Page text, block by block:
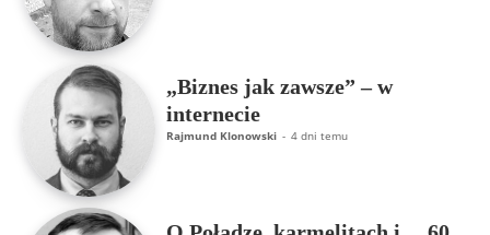
„Biznes jak zawsze” – w
internecie
Rajmund Klonowski - 4 dni temu